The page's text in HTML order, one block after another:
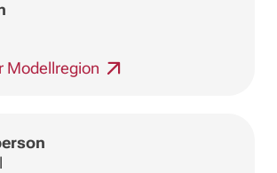
Modellregion